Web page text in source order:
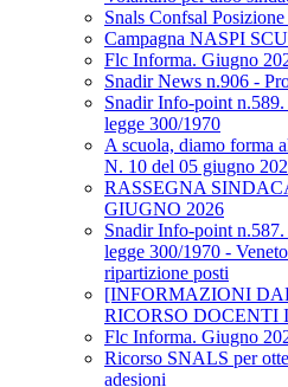
Snals Confsal
Campagna NASPI
Flc Informa. Giugno
Snadir News n.906 -
Snadir Info-point
legge 300/1970
A scuola, diamo forma
N. 10 del 05 giugno
RASSEGNA
GIUGNO 2026
Snadir Info-point
legge 300/1970 -
ripartizione posti
[INFORMAZIONI
RICORSO DOCENTI
Flc Informa. Giugno
Ricorso SNALS per
adesioni